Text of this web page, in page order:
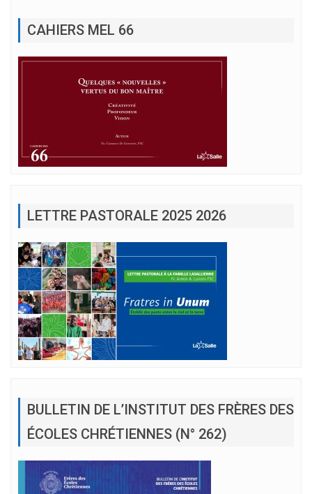
CAHIERS MEL 66
LETTRE PASTORALE 2025 2026
BULLETIN DE L’INSTITUT DES FRÈRES DES
ÉCOLES CHRÉTIENNES (N° 262)